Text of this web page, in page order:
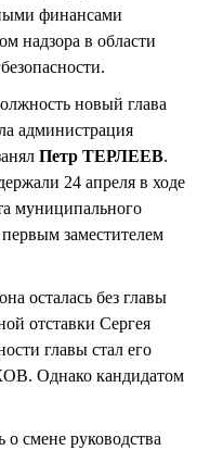
финансами
надзора в области
новый глава
администрация
Петр ТЕРЛЕЕВ.
24 апреля в ходе
муниципального
заместителем
осталась без главы
отставки Сергея
главы стал его
Однако кандидатом
смене руководства